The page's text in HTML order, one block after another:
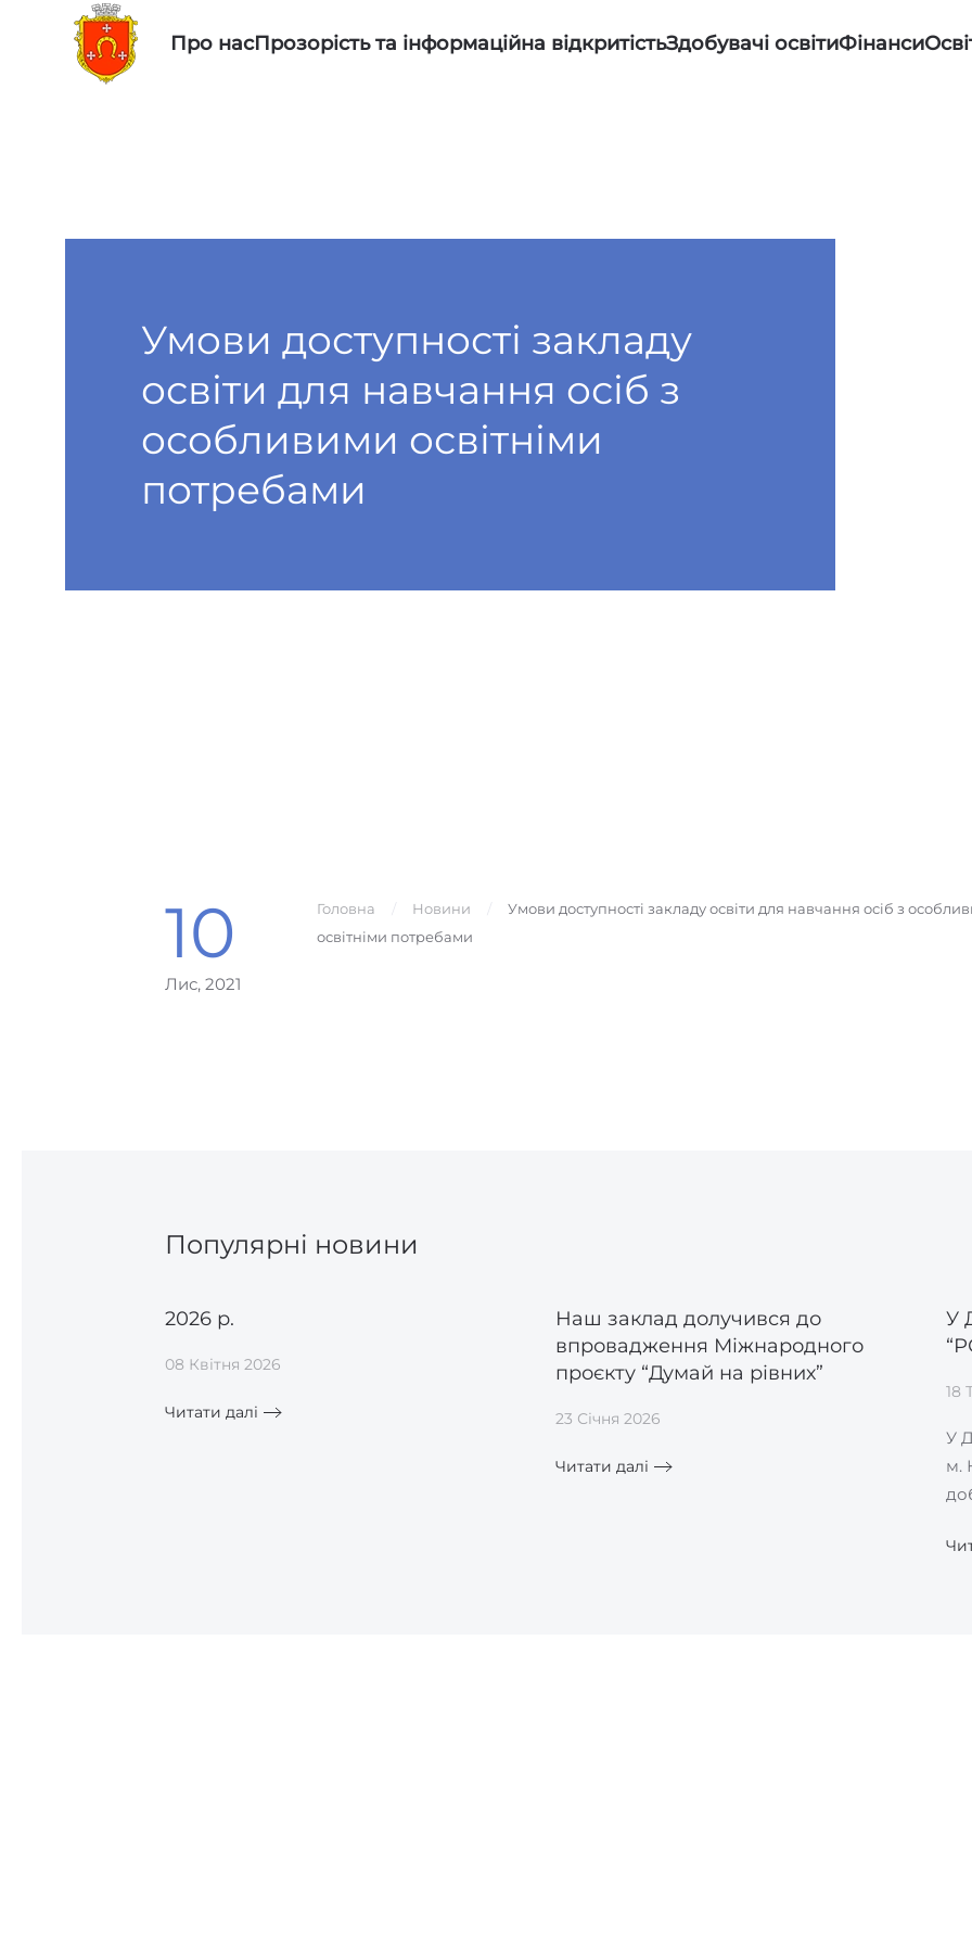
Skip to main contentПро насПрозорість та інформаційна відкритістьЗдобувачі освітиФінанси
Умови доступності закладу
освіти для навчання осіб з
особливими освітніми
потребами
10
Лис, 2021
Головна Новини
Умови доступності закладу освіти для навчання осіб з
освітніми потребами
Популярні новини
2026 р.
08 Квітня 2026
Читати далі
Наш заклад долучився до
впровадження Міжнародного
проєкту “Думай на рівних”
23 Січня 2026
Читати далі
У
18
У
м.